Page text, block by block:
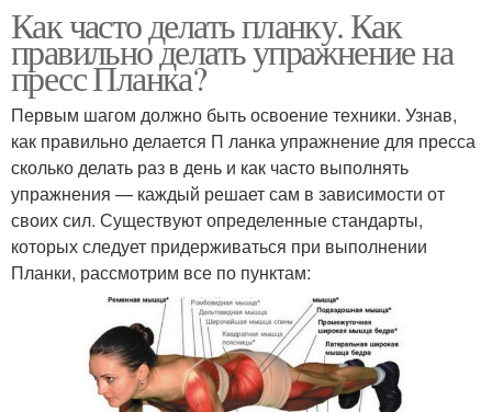
Как часто делать планку. Как
правильно делать упражнение на
пресс Планка?
Первым шагом должно быть освоение техники. Узнав,
как правильно делается П ланка упражнение для пресса
сколько делать раз в день и как часто выполнять
упражнения — каждый решает сам в зависимости от
своих сил. Существуют определенные стандарты,
которых следует придерживаться при выполнении
Планки, рассмотрим все по пунктам: